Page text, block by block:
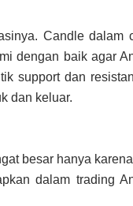
Candle dalam
dengan baik agar
support dan
dan keluar.
besar hanya
dalam trading